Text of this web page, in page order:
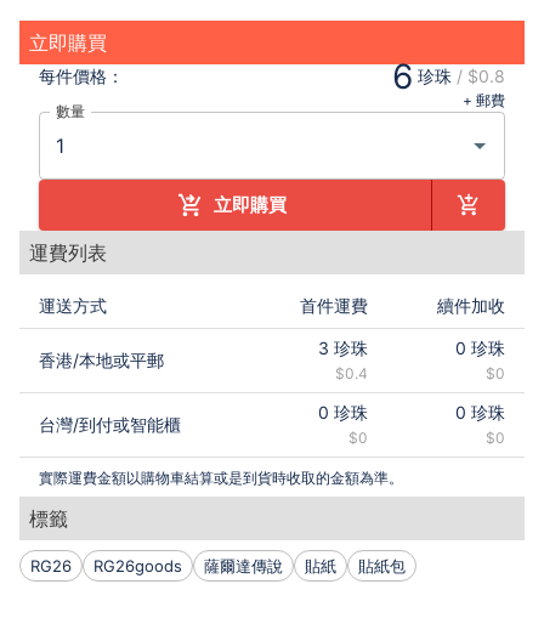
立即購買
每件價格： 6 珍珠 / $0.8
+ 郵費
數量
立即購買
運費列表
運送方式 首件運費 續件加收
香港/本地或平郵
3 珍珠
$0.4
0 珍珠
$0
台灣/到付或智能櫃
0 珍珠
$0
0 珍珠
$0
實際運費金額以購物車結算或是到貨時收取的金額為準。
標籤
RG26 RG26goods 薩爾達傳說 貼紙 貼紙包